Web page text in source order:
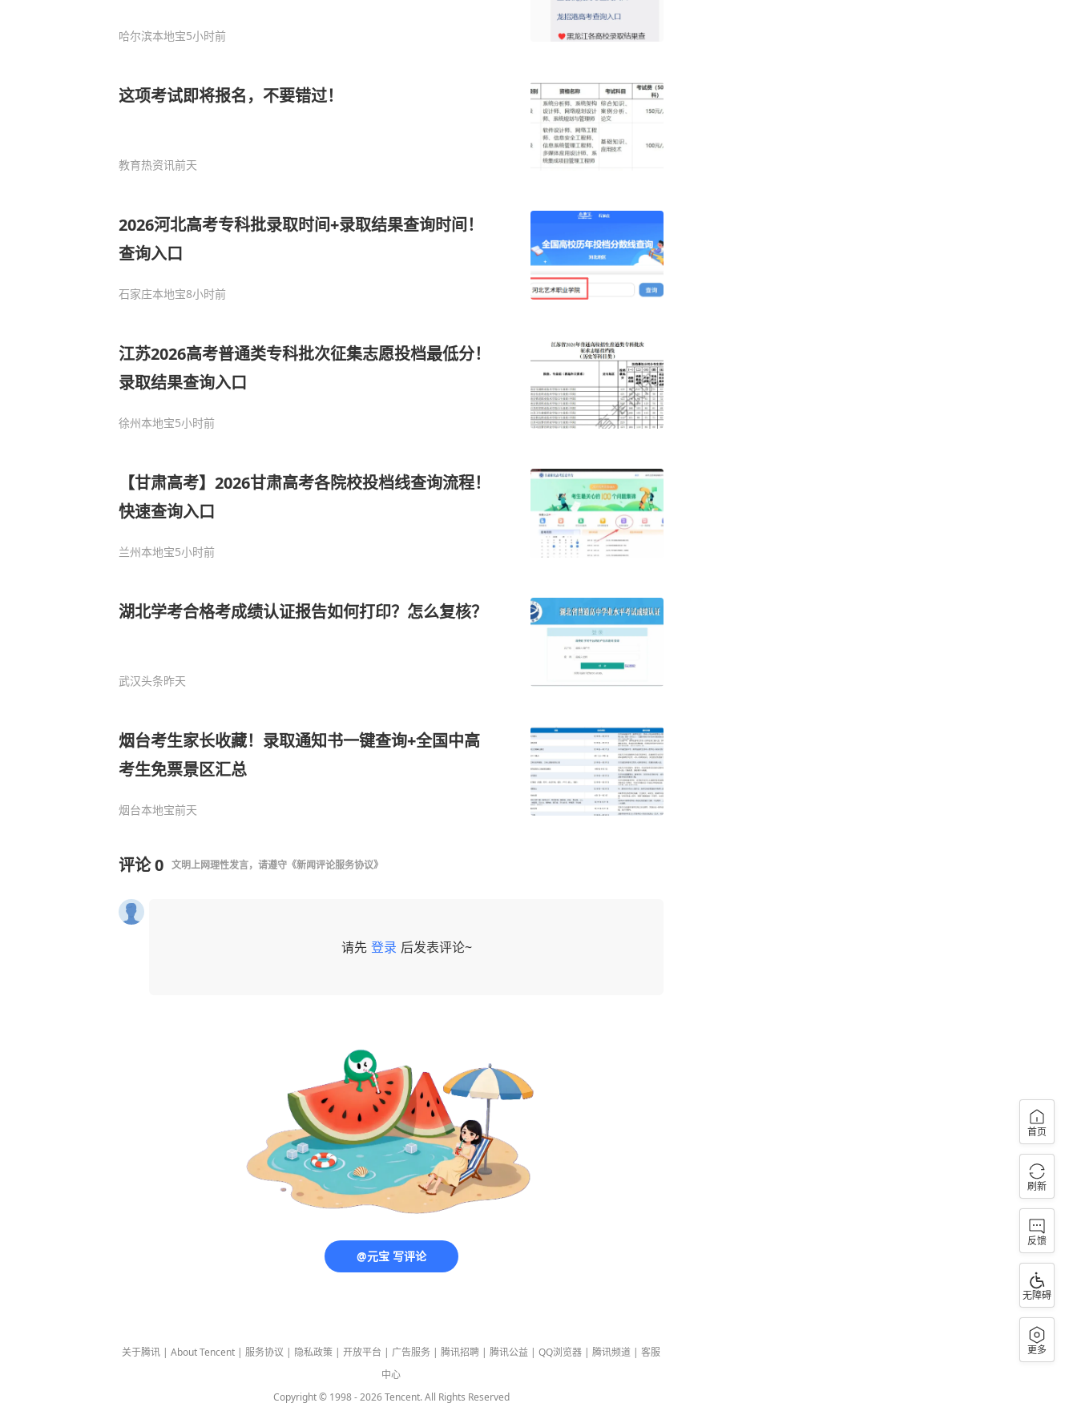
哈尔滨本地宝5小时前
这项考试即将报名，不要错过！
教育热资讯前天
2026河北高考专科批录取时间+录取结果查询时间！
查询入口
石家庄本地宝8小时前
江苏2026高考普通类专科批次征集志愿投档最低分！
录取结果查询入口
徐州本地宝5小时前
【甘肃高考】2026甘肃高考各院校投档线查询流程！
快速查询入口
兰州本地宝5小时前
湖北学考合格考成绩认证报告如何打印？怎么复核？
武汉头条昨天
烟台考生家长收藏！录取通知书一键查询+全国中高
考生免票景区汇总
烟台本地宝前天
评论0 文明上网理性发言，请遵守 《新闻评论服务协议》
请先 登录 后发表评论~
@元宝 写评论
关于腾讯 About Tencent 服务协议 隐私政策 开放平台 广告服务 腾讯招聘 腾讯公益 QQ浏览器 腾讯频道
客服
中心
Copyright © 1998 -2026Tencent. All Rights Reserved
首页
刷新
反馈
无障碍
更多